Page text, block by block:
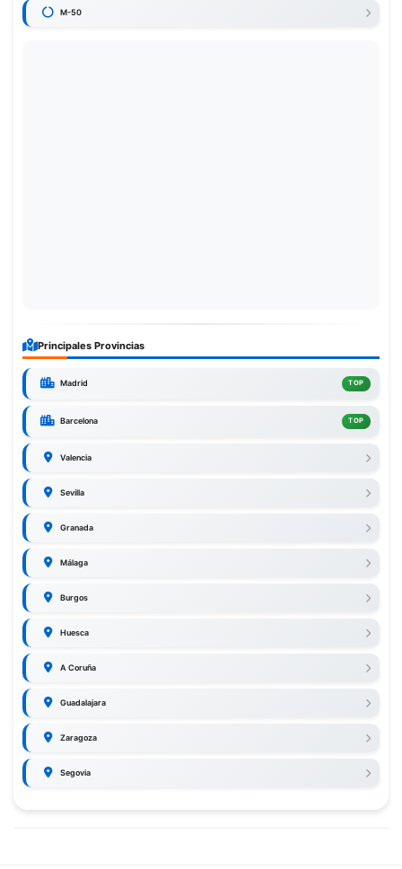
M-50
Principales Provincias
Madrid TOP
Barcelona TOP
Valencia
Sevilla
Granada
Málaga
Burgos
Huesca
A Coruña
Guadalajara
Zaragoza
Segovia